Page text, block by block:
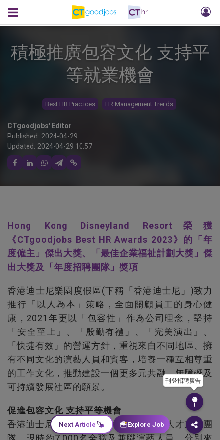
積極推廣包容文化 支持平
等就業機會
Best HR Practices HR Management Trends
CTgoodjobs' Editor
Published: 2024-04-29
Updated: 2024-04-29 10:57
Hong Kong Disneyland Resort榮獲
《CTgoodjobs Best HR Awards 2023》的「年
度僱主」傑出大獎、「最佳企業福祉計劃大獎」傑
出大獎及「年度招聘團隊」獎項
香港迪士尼樂園度假區(下稱「香港迪士尼」)致力
推行「以人為本」策略，全面關顧員工的身心健
康，2021年更以「包容性」作為公司理念，堅持
「安全至上」、「殷勤有禮」、「完美演出」、
「快捷有效」的營運方針，重視來自不同地區、擁
有不同文化的演藝人員和賓客，培養一種互相尊重
的工作文化，推動建設一個更多元共融、無障礙及
可持續發展社區的願景。
促進包容文化 支持平等機會
香港迪士尼一直歡迎不同種族和背景的人才加入團
隊，現時約7,000名全職及兼職演藝人員，分別來
刊登招聘廣告
Next Article Explore Job